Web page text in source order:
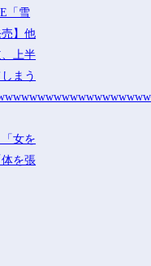
「雪
】他
、上半
まう
女を
を張